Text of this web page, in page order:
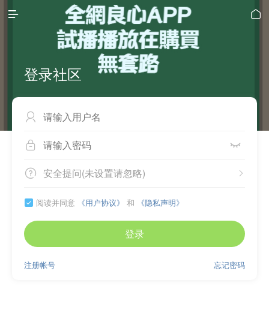
 
登录社区

 
 
安全提问(未设置请忽略)
 阅读并同意 《用户协议》 和 《隐私声明》
登录
忘记密码
注册帐号